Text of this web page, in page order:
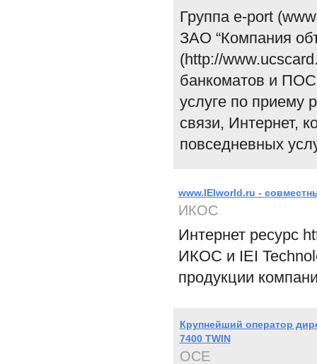
Группа e-port
ЗАО “Компания
(http://
банкоматов и
услуге по приему
связи, Интернет,
повседневных
www.IEIworld.ru -
ИКОС
Интернет ресурс
ИКОС и IEI
продукции
Крупнейший оператор
7400 TWIN
OCE